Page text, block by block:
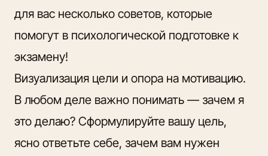
для вас несколько советов, которые
помогут в психологической подготовке к
экзамену!
Визуализация цели и опора на мотивацию.
В любом деле важно понимать — зачем я
это делаю? Сформулируйте вашу цель,
ясно ответьте себе, зачем вам нужен